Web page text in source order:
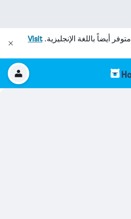
متوفر أيضاً باللغة الإنجليزية.Visit